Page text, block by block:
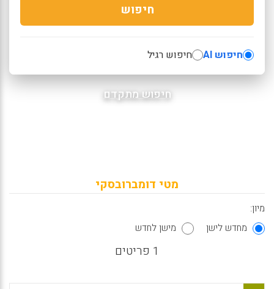
חיפוש
חיפוש AI חיפוש רגיל
חיפוש מתקדם
מטי דומברובסקי
מיון:
מחדש לישן
מישן לחדש
1 פריטים